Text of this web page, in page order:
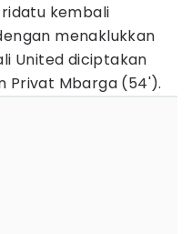
kembali
menaklukkan
United diciptakan
Privat Mbarga (54').